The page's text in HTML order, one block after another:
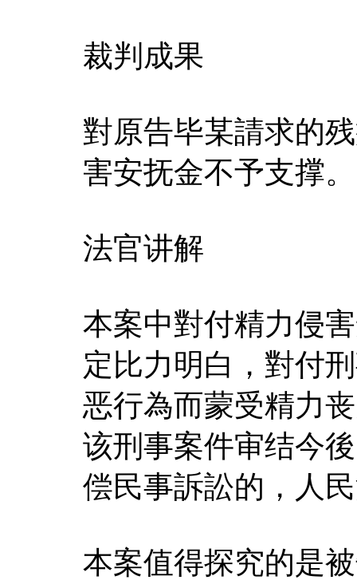
裁判成果
對原告毕某請求的
害安抚金不予支撑。
法官讲解
本案中對付精力侵
定比力明白，對付
恶行為而蒙受精力
该刑事案件审结今
偿民事訴訟的，人
本案值得探究的是